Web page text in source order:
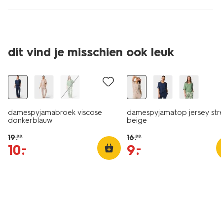
dit vind je misschien ook leuk
sale
damespyjamabroek viscose
donkerblauw
19.99
10.
–
sale
damespyjamatop jersey
beige
16.99
9.
–